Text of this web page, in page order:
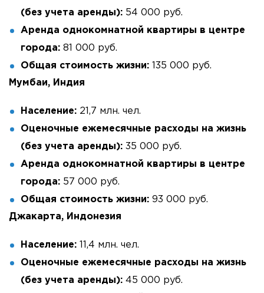
(без учета аренды): 54 000 руб.
Аренда однокомнатной квартиры в центре
города: 81 000 руб.
Общая стоимость жизни: 135 000 руб.
Мумбаи, Индия
Население: 21,7 млн. чел.
Оценочные ежемесячные расходы на жизнь
(без учета аренды): 35 000 руб.
Аренда однокомнатной квартиры в центре
города: 57 000 руб.
Общая стоимость жизни: 93 000 руб.
Джакарта, Индонезия
Население: 11,4 млн. чел.
Оценочные ежемесячные расходы на жизнь
(без учета аренды): 45 000 руб.